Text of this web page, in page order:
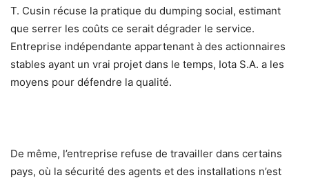
T. Cusin récuse la pratique du dumping social, estimant
que serrer les coûts ce serait dégrader le service.
Entreprise indépendante appartenant à des actionnaires
stables ayant un vrai projet dans le temps, Iota S.A. a les
moyens pour défendre la qualité.
De même, l’entreprise refuse de travailler dans certains
pays, où la sécurité des agents et des installations n’est